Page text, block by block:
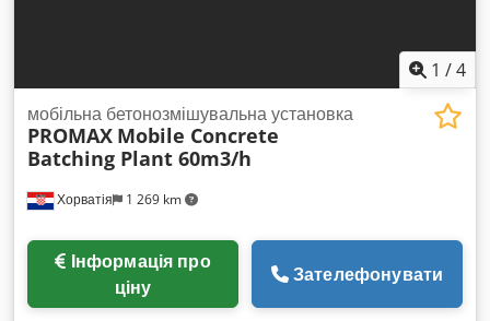
1 /4
Хорватія 1 269 km
мобільна бетонозмішувальна установка
PROMAX Mobile Concrete
Batching Plant 60m3/h
ціну
Зателефонувати